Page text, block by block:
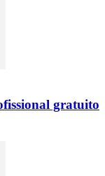
gratuito